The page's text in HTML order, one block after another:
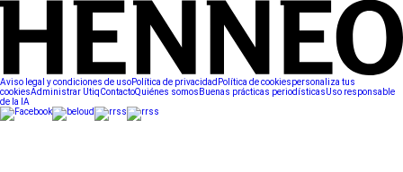
Aviso legal y condiciones de usoPolítica de privacidad Política de cookiespersonaliza tus
cookiesAdministrar UtiqContactoQuiénes somos Buenas prácticas periodísticasUso responsable
de la IA